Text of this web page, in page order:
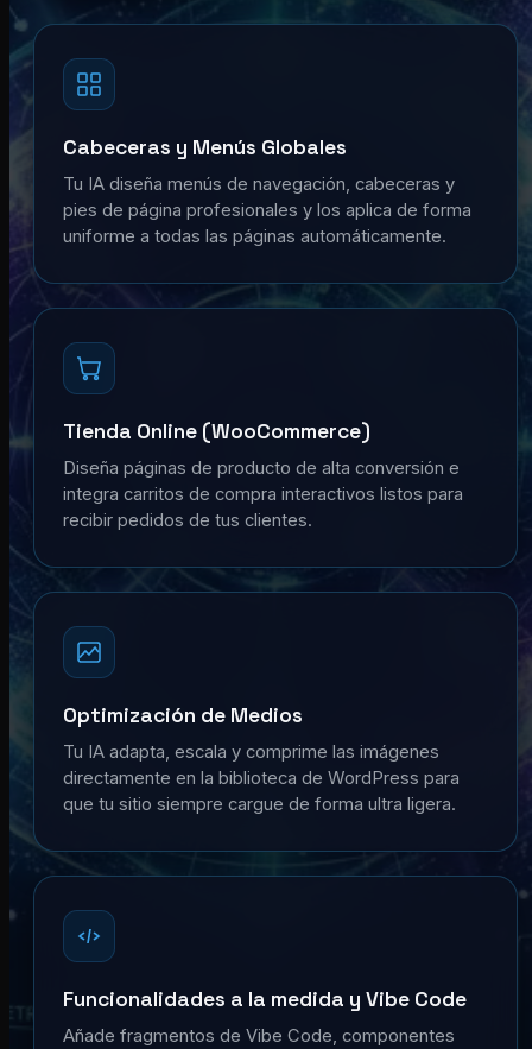
Cabeceras y Menús Globales
Tu IA diseña menús de navegación, cabeceras y
pies de página profesionales y los aplica de forma
uniforme a todas las páginas automáticamente.
Tienda Online (WooCommerce)
Diseña páginas de producto de alta conversión e
integra carritos de compra interactivos listos para
recibir pedidos de tus clientes.
Optimización de Medios
Tu IA adapta, escala y comprime las imágenes
directamente en la biblioteca de WordPress para
que tu sitio siempre cargue de forma ultra ligera.
Funcionalidades a la medida y Vibe Code
Añade fragmentos de Vibe Code, componentes